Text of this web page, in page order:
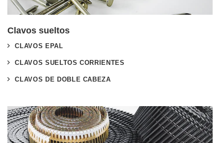
Clavos sueltos
CLAVOS EPAL
CLAVOS SUELTOS CORRIENTES
CLAVOS DE DOBLE CABEZA